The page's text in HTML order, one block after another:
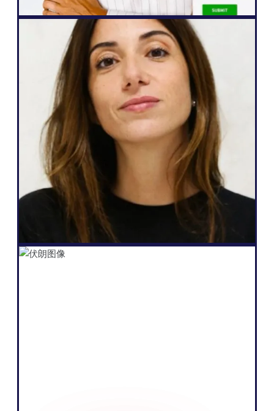
网络机构
Weglot 非常棒，因为它符合我的需求，也符
合我对客户的承诺：轻松实现多语种、完全
自主管理网站、产生更多潜在客户，而且只
需点击几下就能实现所有这些"。
Salomé Amar